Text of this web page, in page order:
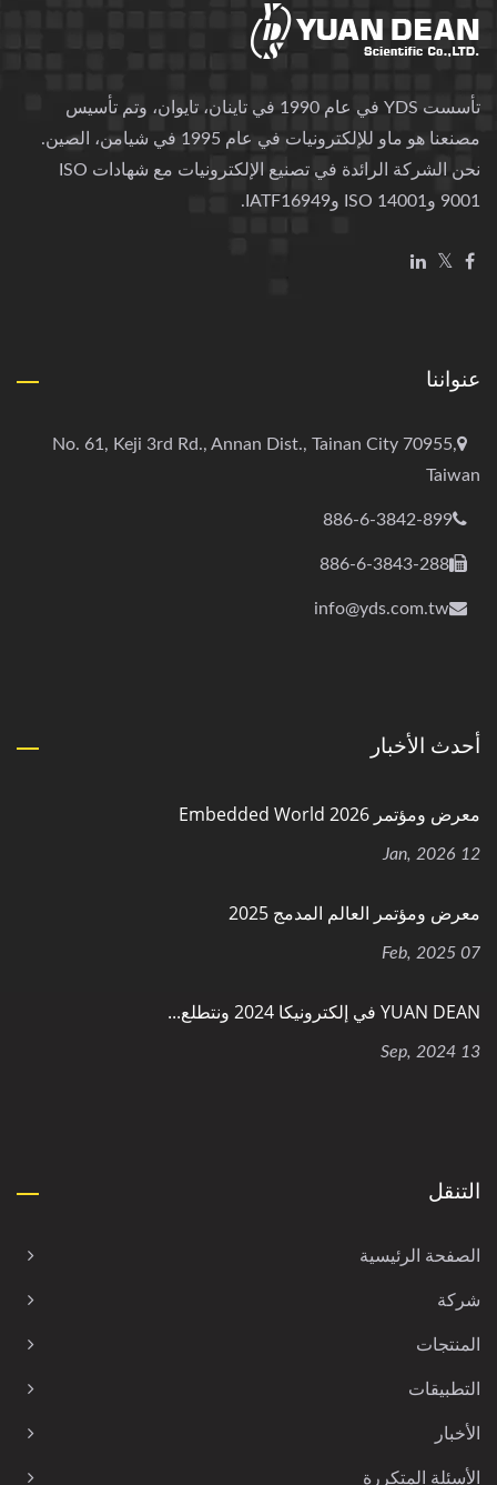
تأسست YDS في عام 1990 في تاينان، تايوان، وتم تأسيس
مصنعنا هو ماو للإلكترونيات في عام 1995 في شيامن، الصين.
نحن الشركة الرائدة في تصنيع الإلكترونيات مع شهادات ISO
9001 وISO 14001 وIATF16949.
عنواننا
No. 61, Keji 3rd Rd., Annan Dist., Tainan City 70955,
Taiwan
886-6-3842-899
886-6-3843-288
info@yds.com.tw
أحدث الأخبار
معرض ومؤتمر Embedded World 2026
12 Jan, 2026
معرض ومؤتمر العالم المدمج 2025
07 Feb, 2025
YUAN DEAN في إلكترونيكا 2024 ونتطلع...
13 Sep, 2024
التنقل
الصفحة الرئيسية
شركة
المنتجات
التطبيقات
الأخبار
الأسئلة المتكررة